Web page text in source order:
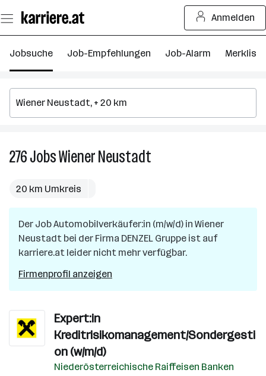
Seiteninhalt
springen
Anmelden
Jobsuche Job-Empfehlungen Job-Alarm Merkliste
276JobsWiener Neustadt
Neustadt
20 km Umkreis
Der JobAutomobilverkäufer:in (m/w/d) in Wiener
Neustadt bei der Firma DENZEL Gruppe ist auf
karriere.at leider nicht mehr verfügbar.
Firmenprofil anzeigen
Expert:in
Kreditrisikomanagement/Sondergesti
on (w/m/d)
Niederösterreichische Raiffeisen Banken